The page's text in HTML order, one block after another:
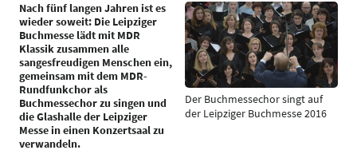
Nach fünf langen Jahren ist es
wieder soweit: Die Leipziger
Buchmesse lädt mit MDR
Klassik zusammen alle
sangesfreudigen Menschen ein,
gemeinsam mit dem MDR-
Rundfunkchor als
Buchmessechor zu singen und
die Glashalle der Leipziger
Messe in einen Konzertsaal zu
verwandeln.
Der Buchmessechor singt auf
der Leipziger Buchmesse 2016